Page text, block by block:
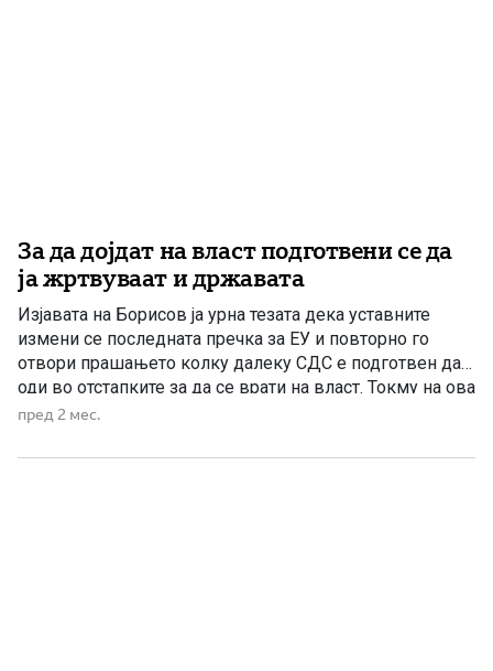
За да дојдат на власт подготвени се да
ја жртвуваат и државата
Изјавата на Борисов ја урна тезата дека уставните
измени се последната пречка за ЕУ и повторно го
отвори прашањето колку далеку СДС е подготвен да
оди во отстапките за да се врати на власт. Токму на ова
прашање денес нема одговор. Граѓаните не го
еден неуспешен потег. […]
пред 2 мес.